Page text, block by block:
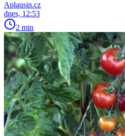
Aplausin.cz
dnes, 12:53
2 min